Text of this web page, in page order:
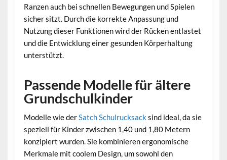
Ranzen auch bei schnellen Bewegungen und Spielen
sicher sitzt. Durch die korrekte Anpassung und
Nutzung dieser Funktionen wird der Rücken entlastet
und die Entwicklung einer gesunden Körperhaltung
unterstützt.
Passende Modelle für ältere
Grundschulkinder
Modelle wie der Satch Schulrucksack sind ideal, da sie
speziell für Kinder zwischen 1,40 und 1,80 Metern
konzipiert wurden. Sie kombinieren ergonomische
Merkmale mit coolem Design, um sowohl den